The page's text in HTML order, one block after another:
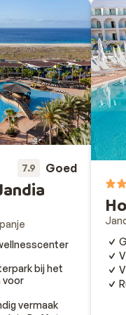
7.9 Goed
bij het
voor
vermaak